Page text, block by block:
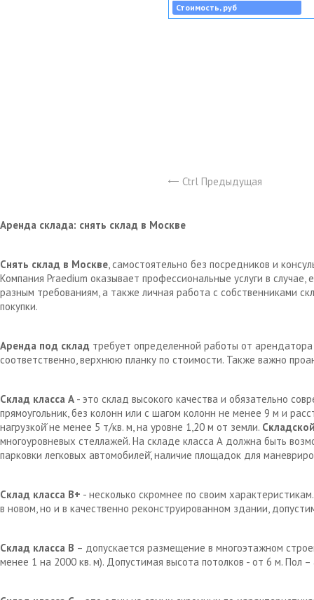
Стоимость, руб
Ctrl Предыдущая
Аренда склада: снять склад в Москве
Снять склад в Москве, самостоятельно без посредников и
Компания Praedium оказывает профессиональные услуги в
разным требованиям, а также личная работа с собственниками
покупки.
Аренда под склад требует определенной работы от
соответственно, верхнюю планку по стоимости. Также важно
Склад класса А - это склад высокого качества и обязательно
прямоугольник, без колонн или с шагом колонн не менее 9 м и
нагрузкой̆ не менее 5 т/кв. м, на уровне 1,20 м от земли.
многоуровневых стеллажей. На складе класса А должна быть
парковки легковых автомобилей̆, наличие площадок для
Склад класса В+ - несколько скромнее по своим
в новом, но и в качественно реконструированном здании,
Склад класса В – допускается размещение в многоэтажном
менее 1 на 2000 кв. м). Допустимая высота потолков - от 6 м. Пол